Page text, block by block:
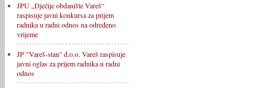
JPU „Dječije obdanište Vareš“
raspisuje javni konkursa za prijem
radnika u radni odnos na određeno
vrijeme
JP "Vareš-stan" d.o.o. Vareš raspisuje
javni oglas za prijem radnika u radni
odnos